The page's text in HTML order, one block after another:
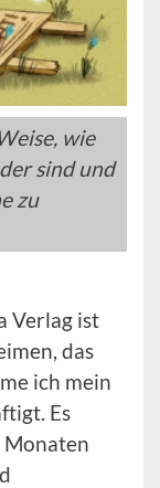
wie
sind und
zu
Verlag ist
das
ich mein
Es